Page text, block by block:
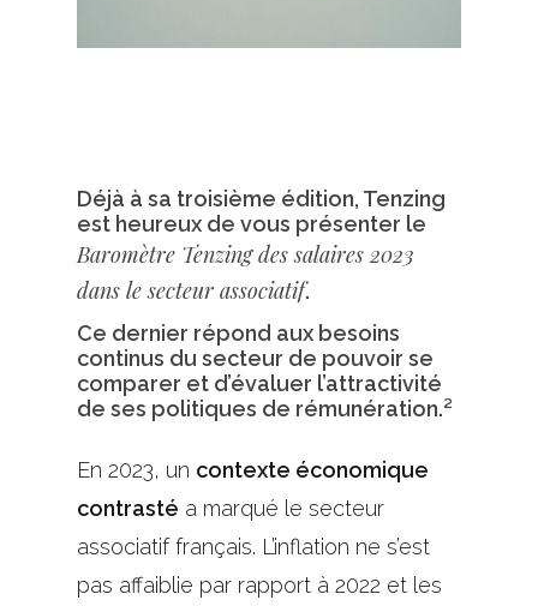
Déjà à sa troisième édition, Tenzing
est heureux de vous présenter le
Baromètre Tenzing des salaires 2023
dans le secteur associatif.
Ce dernier répond aux besoins
continus du secteur de pouvoir se
comparer et d’évaluer l’attractivité
de ses politiques de rémunération.²
En 2023, un contexte économique
contrasté a marqué le secteur
associatif français. L’inflation ne s’est
pas affaiblie par rapport à 2022 et les